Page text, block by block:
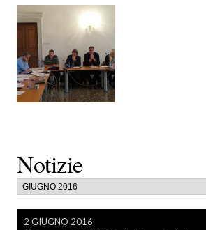
Notizie
2 GIUGNO 2016